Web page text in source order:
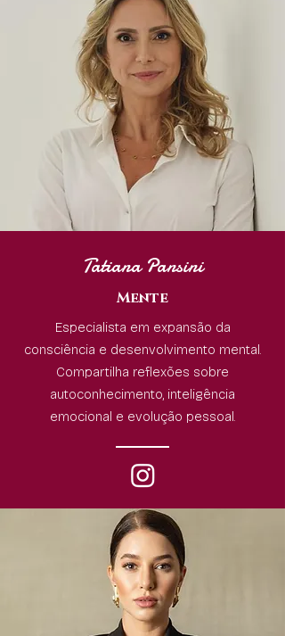
Tatiana Pansini
Mente
Especialista em expansão da
consciência e desenvolvimento mental.
Compartilha reflexões sobre
autoconhecimento, inteligência
emocional e evolução pessoal.